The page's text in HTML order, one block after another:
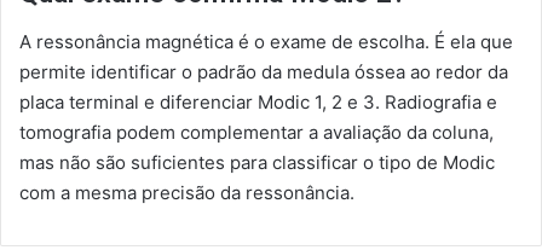
A ressonância magnética é o exame de escolha. É ela que
permite identificar o padrão da medula óssea ao redor da
placa terminal e diferenciar Modic 1, 2 e 3. Radiografia e
tomografia podem complementar a avaliação da coluna,
mas não são suficientes para classificar o tipo de Modic
com a mesma precisão da ressonância.